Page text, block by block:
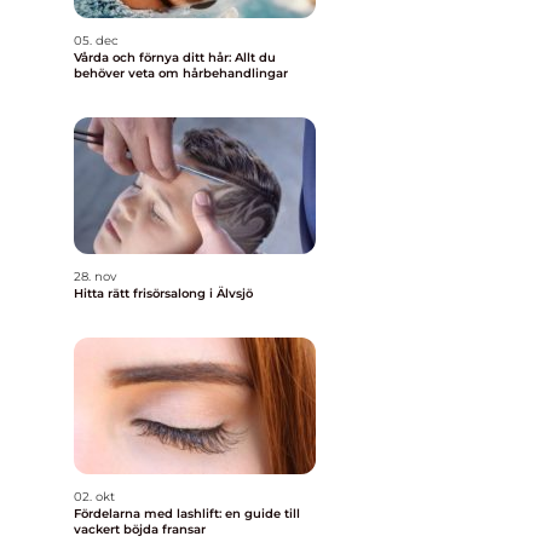
05. dec
Vårda och förnya ditt hår: Allt du
behöver veta om hårbehandlingar
28. nov
Hitta rätt frisörsalong i Älvsjö
02. okt
Fördelarna med lashlift: en guide till
vackert böjda fransar